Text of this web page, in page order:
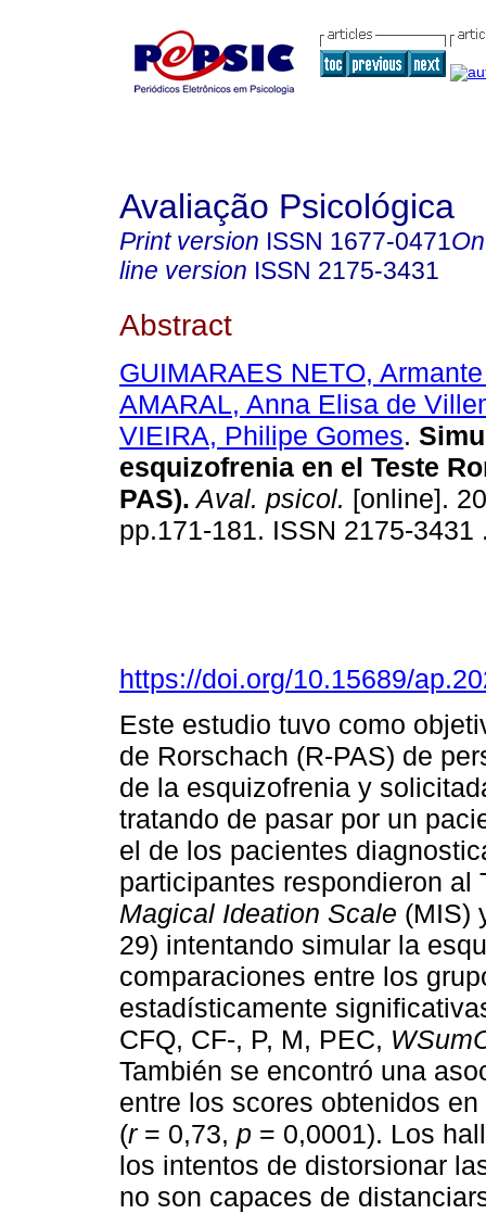
Avaliação Psicológica
Print version ISSN 1677-0471
line version ISSN 2175-3431
Abstract
GUIMARAES NETO,
AMARAL, Anna Elisa de
VIEIRA, Philipe Gomes.
esquizofrenia en el Teste
PAS). Aval. psicol. [online].
pp.171-181. ISSN 2175-
https://doi.org/10.15689/
Este estudio tuvo como
de Rorschach (R-PAS) de
de la esquizofrenia y
tratando de pasar por un
el de los pacientes
participantes respondieron al
Magical Ideation Scale (MIS)
29) intentando simular la
comparaciones entre los
estadísticamente
CFQ, CF-, P, M, PEC,
También se encontró una
entre los scores obtenidos
(r= 0,73, p = 0,0001). Los
los intentos de distorsionar
no son capaces de